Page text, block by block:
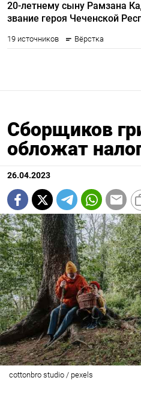
Сборщиков
обложат
26.04.2023
cottonbro studio / pexels